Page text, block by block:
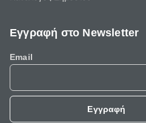
Εγγραφή στο Newsletter
Email
Εγγραφή